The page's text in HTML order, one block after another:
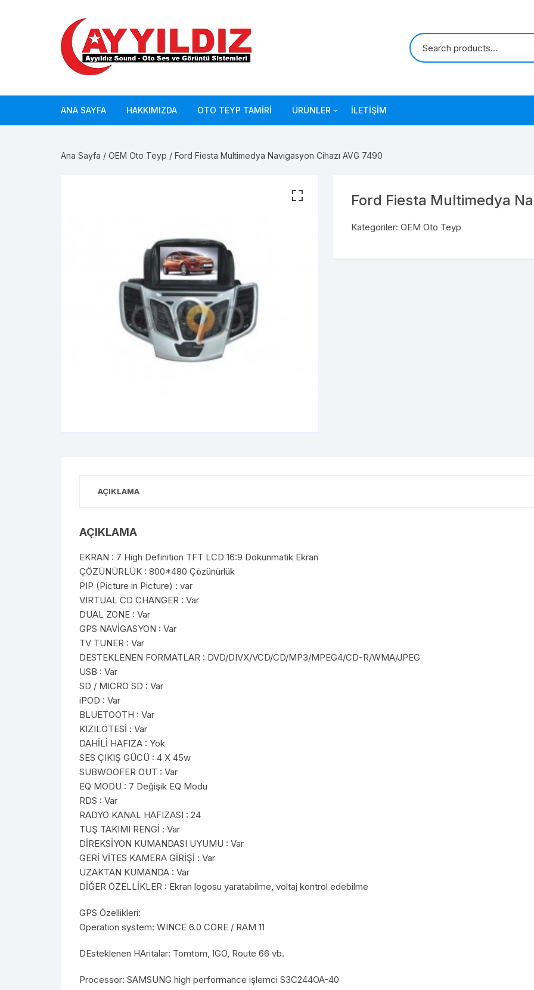
ANA SAYFA HAKKIMIZDA OTO TEYP TAMIRI ÜRÜNLER İLETIŞIM
Ana Sayfa / OEM Oto Teyp / Ford Fiesta Multimedya Navigasyon Cihazı AVG 7490
Ford Fiesta Multimedya
Kategoriler: OEM Oto Teyp
AÇIKLAMA
AÇIKLAMA
EKRAN : 7 High Definition TFT LCD 16:9 Dokunmatik Ekran
ÇÖZÜNÜRLÜK : 800*480 Çözünürlük
PIP (Picture in Picture) : var
VIRTUAL CD CHANGER : Var
DUAL ZONE : Var
GPS NAVİGASYON : Var
TV TUNER : Var
DESTEKLENEN FORMATLAR : DVD/DIVX/VCD/CD/MP3/MPEG4/CD-R/WMA/JPEG
USB : Var
SD / MICRO SD : Var
iPOD : Var
BLUETOOTH : Var
KIZILÖTESİ : Var
DAHİLİ HAFIZA : Yok
SES ÇIKIŞ GÜCÜ : 4 X 45w
SUBWOOFER OUT : Var
EQ MODU : 7 Değişik EQ Modu
RDS : Var
RADYO KANAL HAFIZASI : 24
TUŞ TAKIMI RENGİ : Var
DİREKSİYON KUMANDASI UYUMU : Var
GERİ VİTES KAMERA GİRİŞİ : Var
UZAKTAN KUMANDA : Var
DİĞER ÖZELLİKLER : Ekran logosu yaratabilme, voltaj kontrol edebilme
GPS Özellikleri:
Operation system: WINCE 6.0 CORE / RAM 11
DEsteklenen HAritalar: Tomtom, IGO, Route 66 vb.
Processor: SAMSUNG high performance işlemci S3C244OA-40